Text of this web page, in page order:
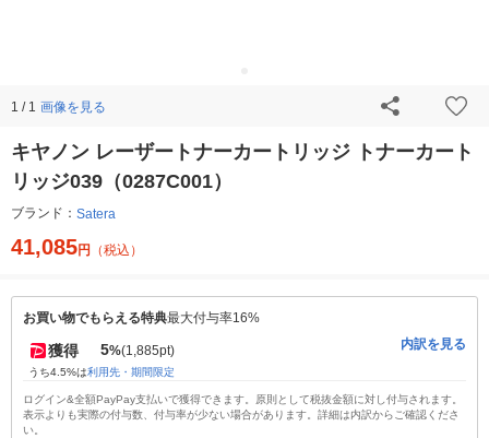
1 / 1 画像を見る
キヤノン レーザートナーカートリッジ トナーカート
リッジ039（0287C001）
ブランド： Satera
41,085円 （税込）
お買い物でもらえる特典最大付与率16%
獲得 5%(1,885pt)
うち4.5%は利用先・期間限定
内訳を見る
ログイン&全額PayPay支払いで獲得できます。原則として税抜金額に対し付与されます。
表示よりも実際の付与数、付与率が少ない場合があります。詳細は内訳からご確認くださ
い。